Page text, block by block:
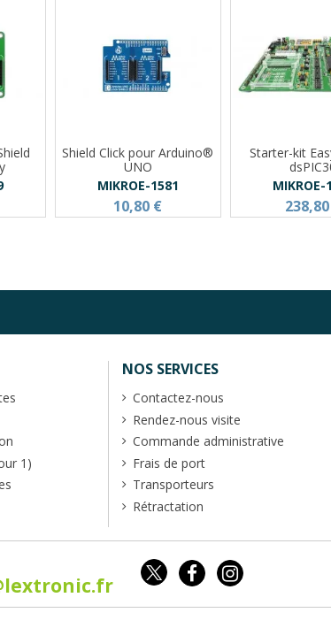
Shield Click pour Arduino®
UNO
MIKROE-1581
10,80 €
Starter-kit
MIKROE-
1)
NOS SERVICES
Contactez-nous
Rendez-nous visite
Commande administrative
Frais de port
Transporteurs
Rétractation